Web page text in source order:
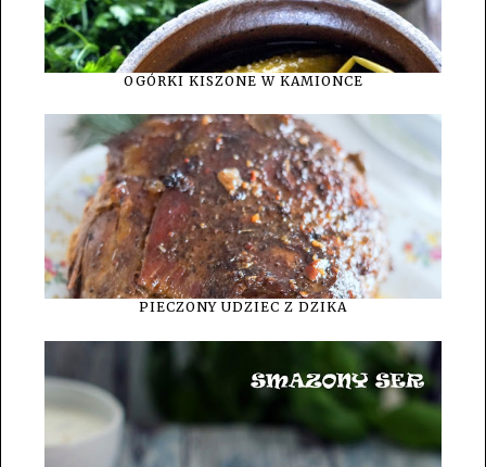
OGÓRKI KISZONE W KAMIONCE
PIECZONY UDZIEC Z DZIKA